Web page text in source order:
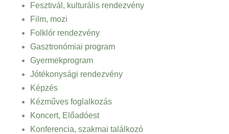
Fesztivál, kulturális rendezvény
Film, mozi
Folklór rendezvény
Gasztronómiai program
Gyermekprogram
Jótékonysági rendezvény
Képzés
Kézműves foglalkozás
Koncert, Előadóest
Konferencia, szakmai találkozó